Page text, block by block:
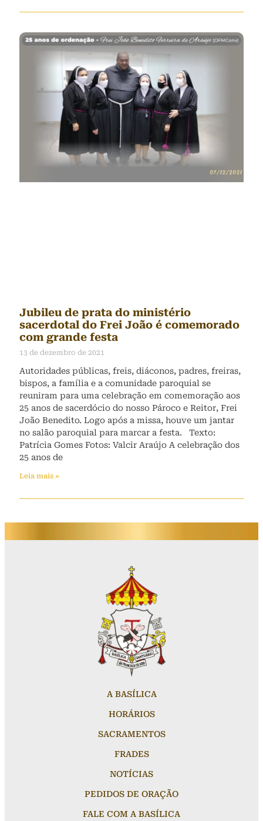
Jubileu de prata do ministério
sacerdotal do Frei João é comemorado
com grande festa
13 de dezembro de 2021
Autoridades públicas, freis, diáconos, padres, freiras,
bispos, a família e a comunidade paroquial se
reuniram para uma celebração em comemoração aos
25 anos de sacerdócio do nosso Pároco e Reitor, Frei
João Benedito. Logo após a missa, houve um jantar
no salão paroquial para marcar a festa. Texto:
Patrícia Gomes Fotos: Valcir Araújo A celebração dos
25 anos de
Leia mais »
A BASÍLICA
HORÁRIOS
SACRAMENTOS
FRADES
NOTÍCIAS
PEDIDOS DE ORAÇÃO
FALE COM A BASÍLICA